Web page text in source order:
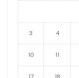
3 4
10 11
17 18